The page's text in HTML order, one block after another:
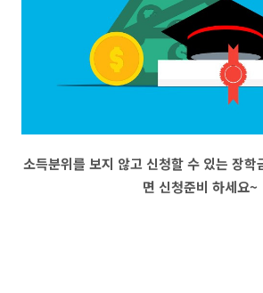
소득분위를 보지 않고 신청할 수 있는 장학
면 신청준비 하세요~